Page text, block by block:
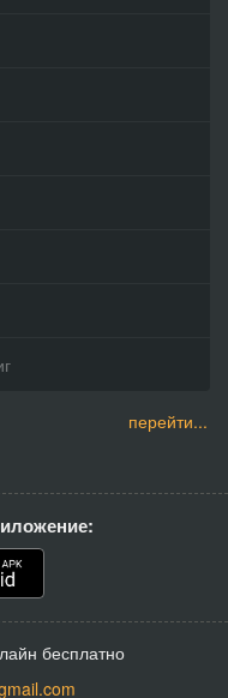
перейти...
бесплатно